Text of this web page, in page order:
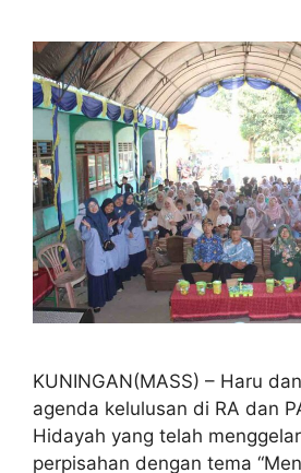
KUNINGAN(MASS) – Haru
agenda kelulusan di RA dan
Hidayah yang telah
perpisahan dengan tema